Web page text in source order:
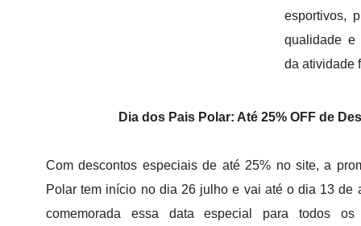
esportivos,
qualidade e
da
Dia dos Pais Polar: Até 25% OFF de
Com descontos especiais de até 25% no site, a
Polar tem início no dia 26 julho e vai até o dia 13 de
comemorada essa data especial para todos